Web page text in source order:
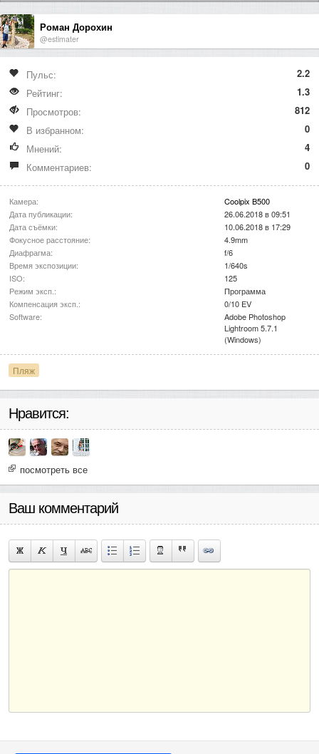
Роман Дорохин
@estimater
Пульс:
2.2
Рейтинг:
1.3
Просмотров:
812
В избранном:
0
Мнений:
4
Комментариев:
0
Камера:
Coolpix B500
Дата публикации:
26.06.2018 в 09:51
Дата съёмки:
10.06.2018 в 17:29
Фокусное расстояние:
4.9mm
Диафрагма:
f/6
Время экспозиции:
1/640s
ISO:
125
Режим эксп.:
Программа
Компенсация эксп.:
0/10 EV
Software:
Adobe Photoshop
Lightroom 5.7.1
(Windows)
Пляж
Нравится:
посмотреть все
Ваш комментарий